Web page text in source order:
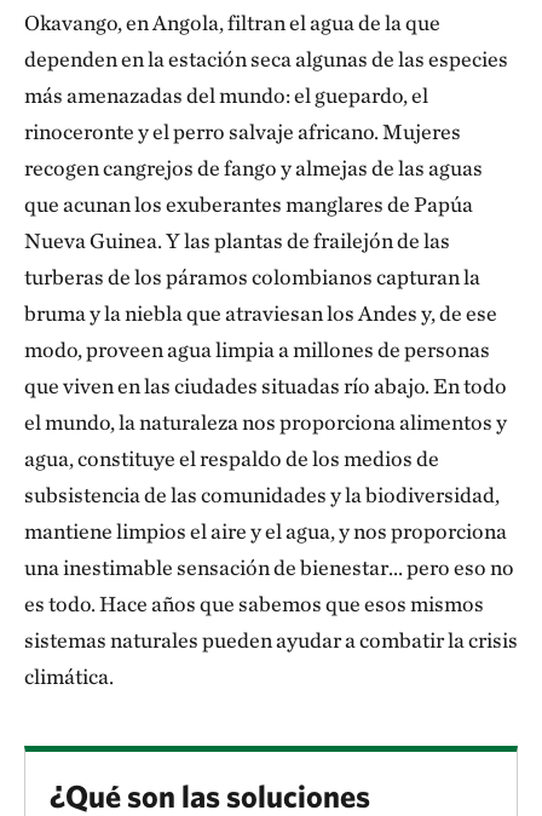
Okavango, en Angola, filtran el agua de la que
dependen en la estación seca algunas de las especies
más amenazadas del mundo: el guepardo, el
rinoceronte y el perro salvaje africano. Mujeres
recogen cangrejos de fango y almejas de las aguas
que acunan los exuberantes manglares de Papúa
Nueva Guinea. Y las plantas de frailejón de las
turberas de los páramos colombianos capturan la
bruma y la niebla que atraviesan los Andes y, de ese
modo, proveen agua limpia a millones de personas
que viven en las ciudades situadas río abajo. En todo
el mundo, la naturaleza nos proporciona alimentos y
agua, constituye el respaldo de los medios de
subsistencia de las comunidades y la biodiversidad,
mantiene limpios el aire y el agua, y nos proporciona
una inestimable sensación de bienestar... pero eso no
es todo. Hace años que sabemos que esos mismos
sistemas naturales pueden ayudar a combatir la crisis
climática.
¿Qué son las soluciones